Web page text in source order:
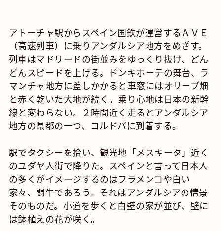
アトーチャ駅からスペイン国鉄が運営するＡＶＥ
（高速列車）に乗りアンダルシア地方をめざす。
列車はマドリードの街並みをゆっくり抜け、どん
どんスピードを上げる。ドンキホーテの舞台、ラ
マンチャ地方に差しかかると車窓にはオリーブ畑
と赤く乾いた大地が続く。乗り心地は日本の新幹
線と変わらない。２時間近く走るとアンダルシア
地方の県都の一つ、コルドバに到着する。
駅でタクシーを拾い、観光地「メスキータ」近く
のユダヤ人街で降りた。スペインと言って日本人
の多くがイメージするのはフラメンコや白い
家々、闘牛であろう。それはアンダルシアの情景
そのものだ。小道を歩くと白壁の家が並び、壁に
は鉢植えの花が咲く。